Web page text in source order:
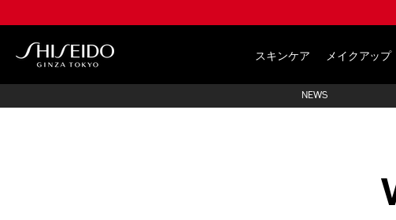
to
content
Shiseido
スキンケア メイクアップ
NEWS